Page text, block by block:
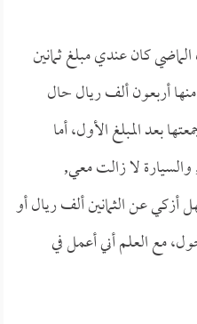
كان عندي مبلغ ثمانين
أربعون ألف ريال حال
بعد المبلغ الأول، أما
والسيارة لا زالت معي,
عن الثمانين ألف ريال أو
مع العلم أني أعمل في